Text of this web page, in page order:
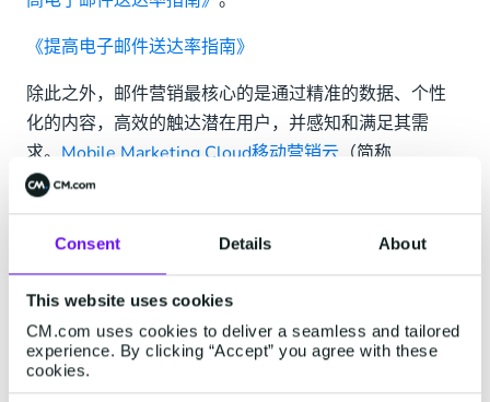
Consent Details About
This website uses cookies
CM.com uses cookies to deliver a seamless and tailored
experience. By clicking “Accept” you agree with these
cookies.
《提高电子邮件送达率指南》
除此之外，邮件营销最核心的是通过精准的数据、个性
化的内容，高效的触达潜在用户，并感知和满足其需
求。 Mobile Marketing Cloud移动营销云 （简称
MMC），基于CDP对用户群体的细分及用户行为数据的
抓取，可以满足更为个性化精准的推广需求，让整个邮
件营销变得更为高效、快捷。
备战旺季，赢在全渠道营销
但是，后疫情时代，随着消费端、流量端、卖家端不断